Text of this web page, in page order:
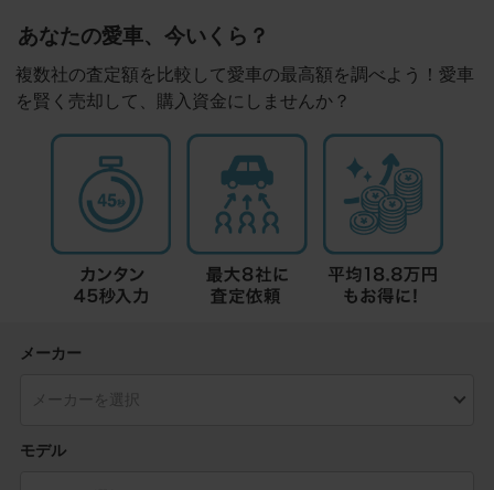
あなたの愛車、今いくら？
複数社の査定額を比較して愛車の最高額を調べよう！愛車
を賢く売却して、購入資金にしませんか？
メーカー
モデル